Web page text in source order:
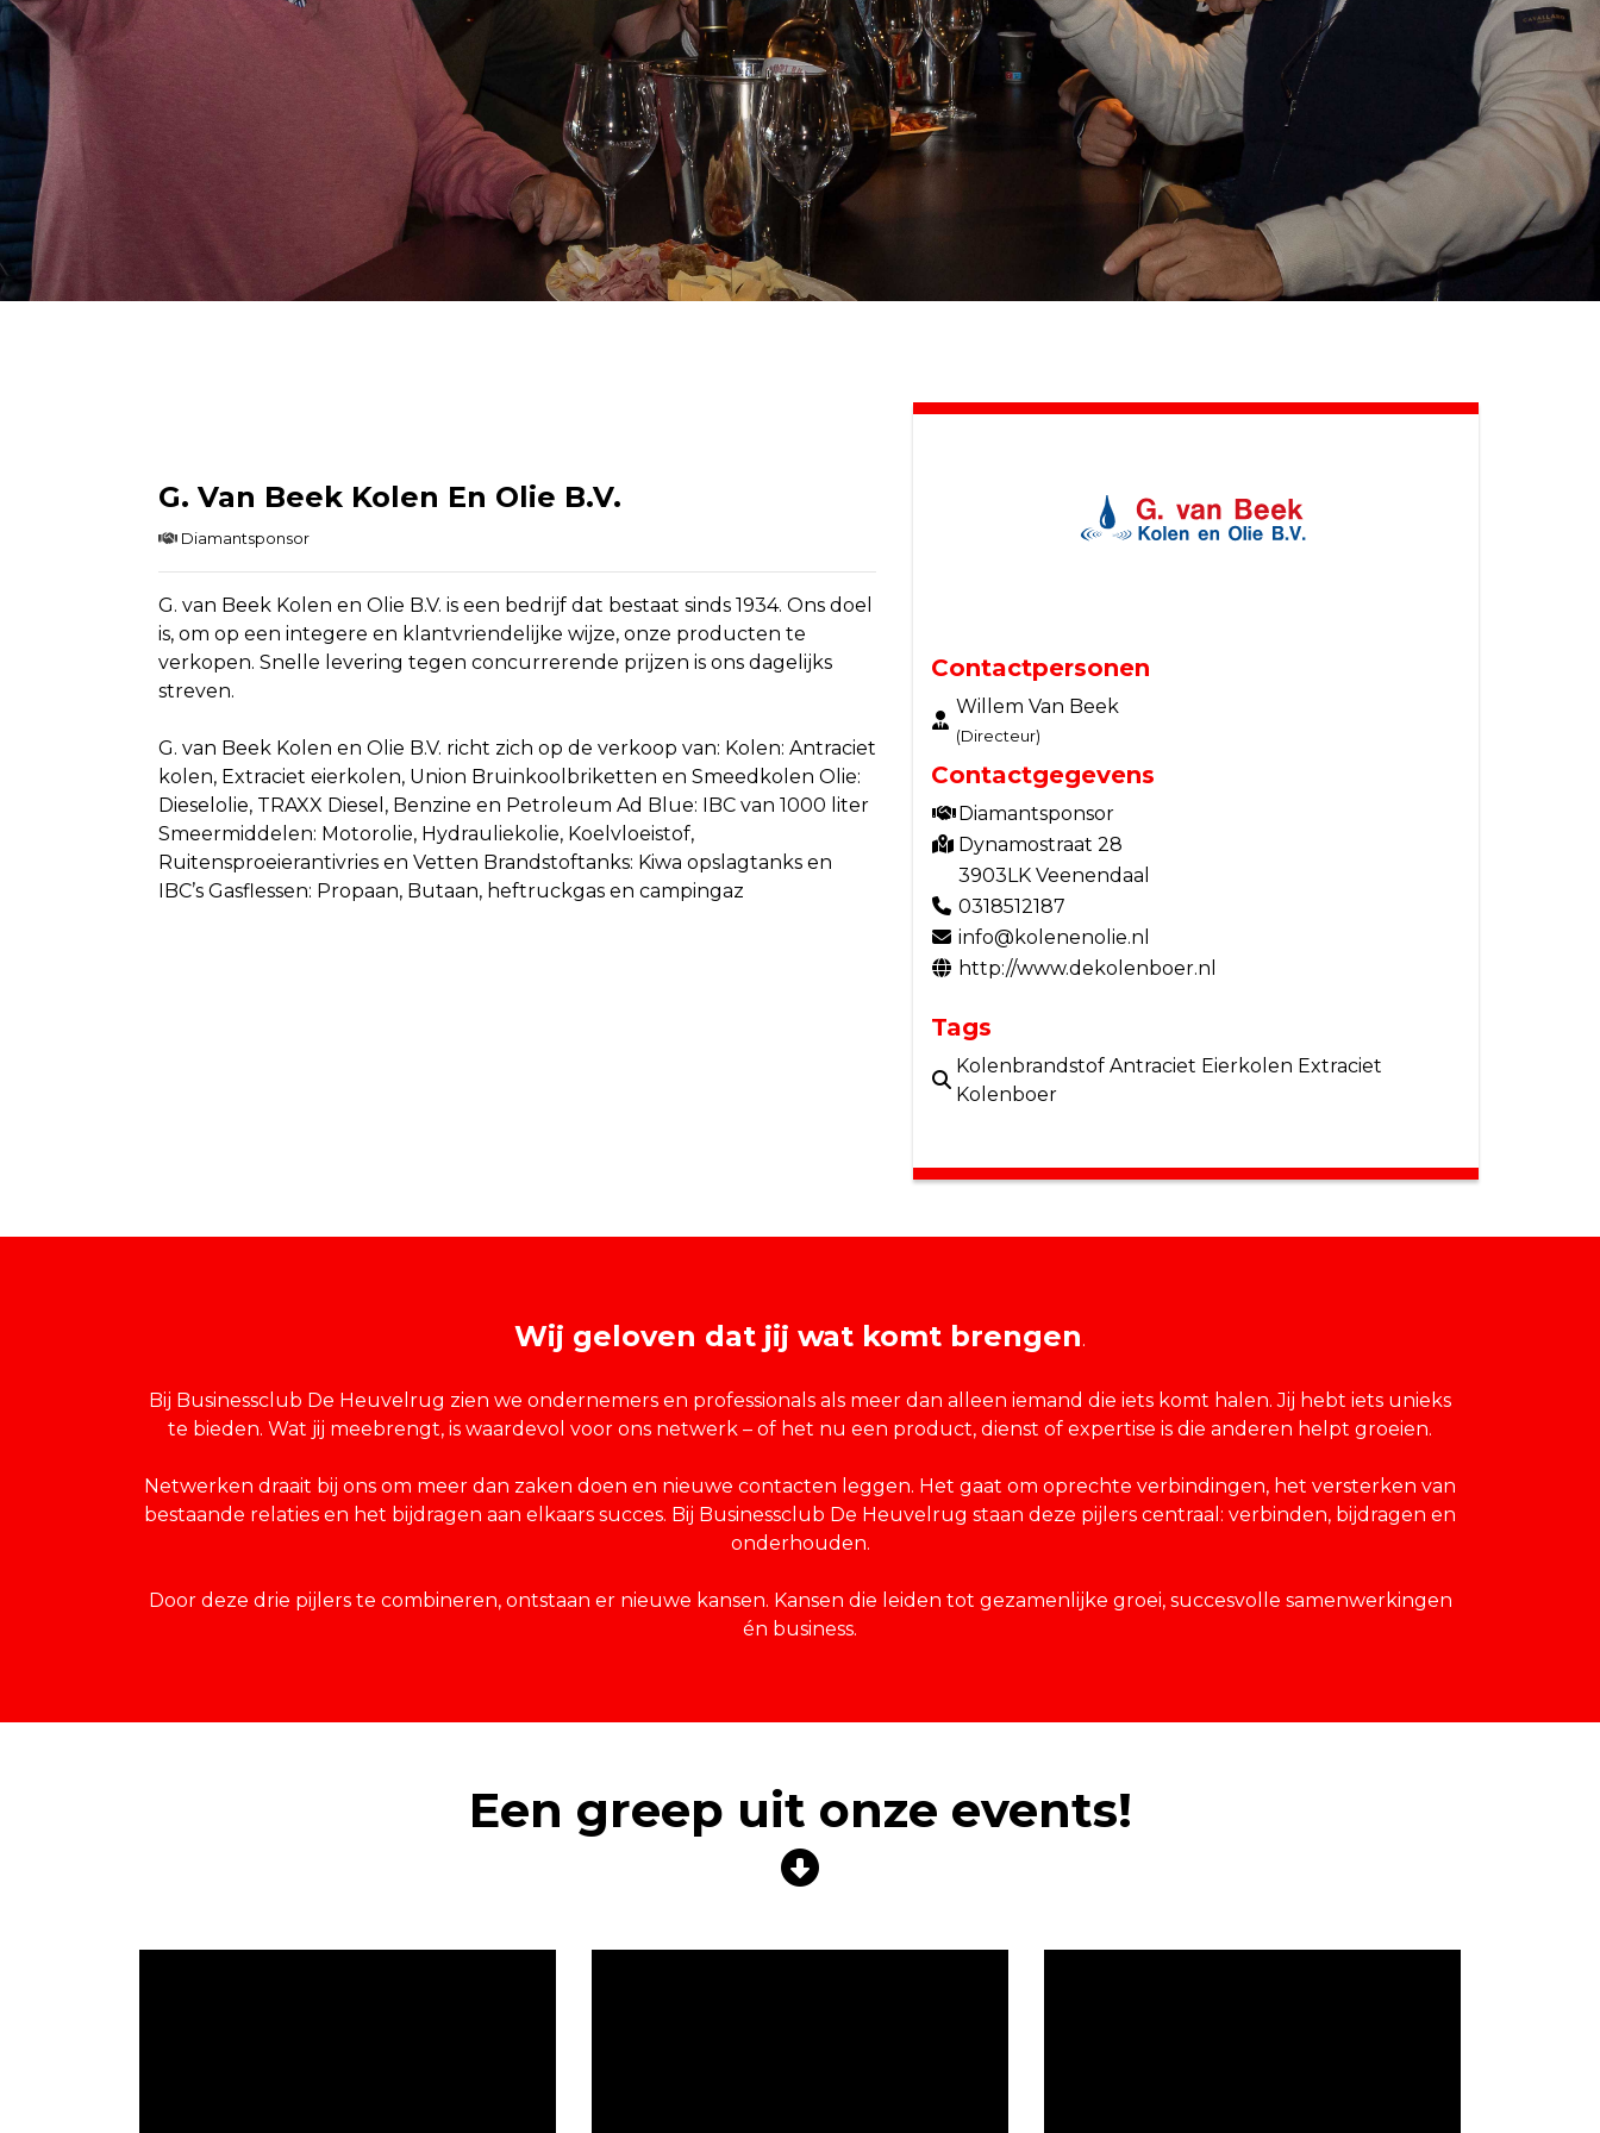
G. Van Beek Kolen En Olie B.V.
Diamantsponsor
G. van Beek Kolen en Olie B.V. is een bedrijf dat bestaat sinds 1934. Ons doel
is, om op een integere en klantvriendelijke wijze, onze producten te
verkopen. Snelle levering tegen concurrerende prijzen is ons dagelijks
streven.
G. van Beek Kolen en Olie B.V. richt zich op de verkoop van: Kolen: Antraciet
kolen, Extraciet eierkolen, Union Bruinkoolbriketten en Smeedkolen Olie:
Dieselolie, TRAXX Diesel, Benzine en Petroleum Ad Blue: IBC van 1000 liter
Smeermiddelen: Motorolie, Hydrauliekolie, Koelvloeistof,
Ruitensproeierantivries en Vetten Brandstoftanks: Kiwa opslagtanks en
IBC’s Gasflessen: Propaan, Butaan, heftruckgas en campingaz
Contactpersonen
Willem Van Beek
(Directeur)
Contactgegevens
Diamantsponsor
Dynamostraat 28
3903LK Veenendaal
0318512187
info@kolenenolie.nl
http://www.dekolenboer.nl
Tags
Kolenbrandstof Antraciet Eierkolen Extraciet
Kolenboer
Wij geloven dat jij wat komt brengen.
Bij Businessclub De Heuvelrug zien we ondernemers en professionals als meer dan alleen iemand die iets komt halen. Jij hebt iets unieks
te bieden. Wat jij meebrengt, is waardevol voor ons netwerk – of het nu een product, dienst of expertise is die anderen helpt groeien.
Netwerken draait bij ons om meer dan zaken doen en nieuwe contacten leggen. Het gaat om oprechte verbindingen, het versterken van
bestaande relaties en het bijdragen aan elkaars succes. Bij Businessclub De Heuvelrug staan deze pijlers centraal: verbinden, bijdragen en
onderhouden.
Door deze drie pijlers te combineren, ontstaan er nieuwe kansen. Kansen die leiden tot gezamenlijke groei, succesvolle samenwerkingen
én business.
Een greep uit onze events!